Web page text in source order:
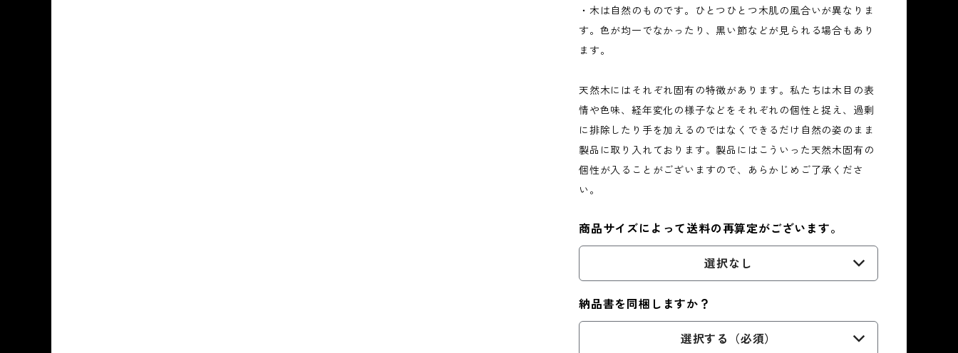
・木は自然のものです。ひとつひとつ木肌の風合いが異なりま
す。色が均一でなかったり、黒い節などが見られる場合もあり
ます。
天然木にはそれぞれ固有の特徴があります。私たちは木目の表
情や色味、経年変化の様子などをそれぞれの個性と捉え、過剰
に排除したり手を加えるのではなくできるだけ自然の姿のまま
製品に取り入れております。製品にはこういった天然木固有の
個性が入ることがございますので、あらかじめご了承くださ
い。
商品サイズによって送料の再算定がございます。
選択なし
納品書を同梱しますか？
選択する（必須）